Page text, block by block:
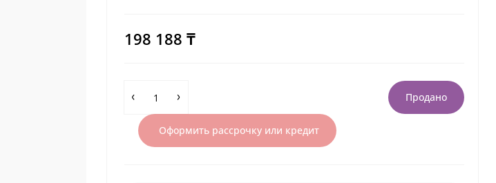
198 188 ₸
Продано
Оформить рассрочку или кредит